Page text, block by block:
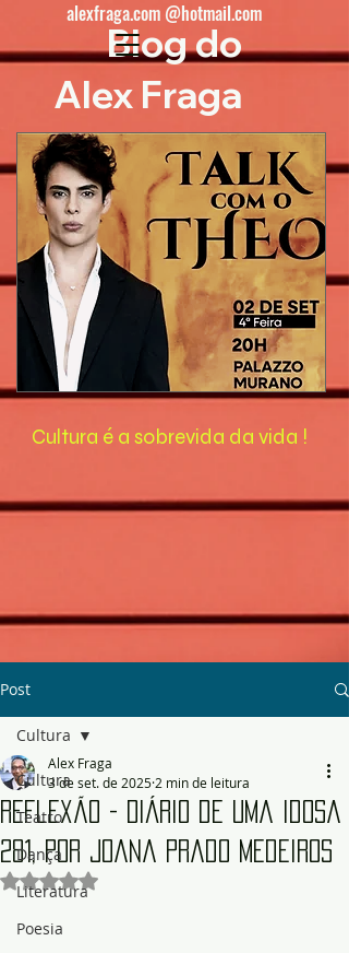
Cultura é a sobrevida da vida !
Blog do
Alex Fraga
alexfraga.com @hotmail.com
Post
Cultura
Teatro
Dança
Literatura
Poesia
Cultura
Reflexão - Diário de uma Idosa
281, por Joana Prado Medeiros
Alex Fraga
3 de set. de 2025 2 min de leitura
Avaliado com NaN de 5 estrelas.